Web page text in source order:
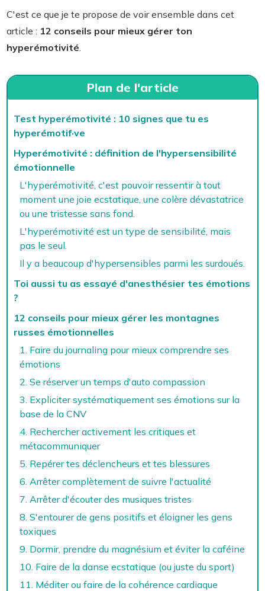
C'est ce que je te propose de voir ensemble dans cet
article : 12 conseils pour mieux gérer ton
hyperémotivité.
Plan de l'article
Test hyperémotivité : 10 signes que tu es
hyperémotif·ve
Hyperémotivité : définition de l'hypersensibilité
émotionnelle
L'hyperémotivité, c'est pouvoir ressentir à tout
moment une joie ecstatique, une colère dévastatrice
ou une tristesse sans fond.
L'hyperémotivité est un type de sensibilité, mais
pas le seul.
Il y a beaucoup d'hypersensibles parmi les surdoués.
Toi aussi tu as essayé d'anesthésier tes émotions
?
12 conseils pour mieux gérer les montagnes
russes émotionnelles
1. Faire du journaling pour mieux comprendre ses
émotions
2. Se réserver un temps d'auto compassion
3. Expliciter systématiquement ses émotions sur la
base de la CNV
4. Rechercher activement les critiques et
métacommuniquer
5. Repérer tes déclencheurs et tes blessures
6. Arrêter complètement de suivre l'actualité
7. Arrêter d'écouter des musiques tristes
8. S'entourer de gens positifs et éloigner les gens
toxiques
9. Dormir, prendre du magnésium et éviter la caféine
10. Faire de la danse ecstatique (ou juste du sport)
11. Méditer ou faire de la cohérence cardiaque